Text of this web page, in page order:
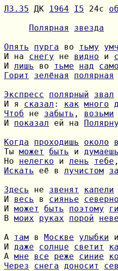
Л3.35 ДК 1964 I5 24с
Полярная
звезда
Опять
пурга во тьму
И на снегу не видно и
И лишь во тьме над
Горит
зелёная полярная
Экспресс
полярный звал
И я сказал : как много
Чтоб не забыть , возьми
И показал ей на
Когда
проходишь около
Ты может быть и думаешь
Но нелегко и лень тебе
Искать её в лучистом
Здесь не звенят капели
И весь в сиянье
И может быть поэтому
В моих руках порой
А там в Москве улыбки
И даже солнце светит
А мне все реже синие
Через
снега доносит